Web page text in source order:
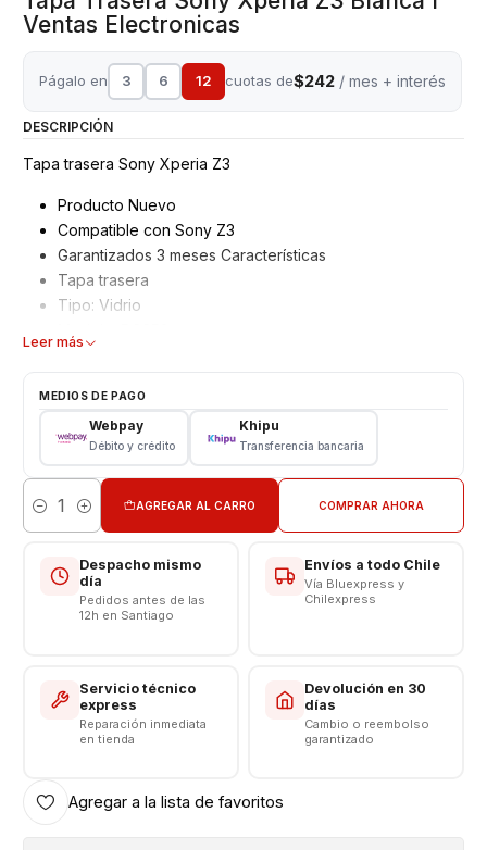
Ventas Electronicas
Págalo en 3 6 12 cuotas de$242 / mes + interés
DESCRIPCIÓN
Tapa trasera Sony Xperia Z3
Producto Nuevo
Compatible con Sony Z3
Garantizados 3 meses Características
Tapa trasera
Tipo: Vidrio
CONSULTE DISPONIBILIDAD DE COLORES ANTES DE
REMATAR.
Leer más
MEDIOS DE PAGO
Webpay
Débito y crédito
Khipu
Transferencia bancaria
Cantidad
AGREGAR AL CARRO COMPRAR AHORA
Despacho mismo
día
Pedidos antes de las
12h en Santiago
Envíos a todo Chile
Vía Bluexpress y
Chilexpress
Servicio técnico
express
Reparación inmediata
en tienda
Devolución en 30
días
Cambio o reembolso
garantizado
Agregar a la lista de favoritos